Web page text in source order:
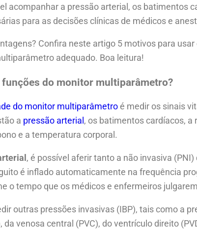
acompanhar a pressão arterial, os batimentos
para as decisões clínicas de médicos e
Confira neste artigo 5 motivos para
adequado. Boa leitura!
do monitor multiparâmetro?
do monitor multiparâmetro é medir os sinais
a pressão arterial , os batimentos cardíacos, a
e a temperatura corporal.
, é possível aferir tanto a não invasiva
é inflado automaticamente na frequência
o tempo que os médicos e enfermeiros
outras pressões invasivas (IBP), tais como a
da venosa central (PVC), do ventrículo direito